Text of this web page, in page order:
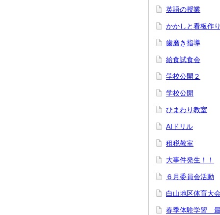
英語の授業
かかしと看板作り
歯磨き指導
給食試食会
学校公開２
学校公開
ひまわり教室
AIドリル
租税教室
大事件発生！！
６月委員会活動
白山地区体育大
春季体験学習